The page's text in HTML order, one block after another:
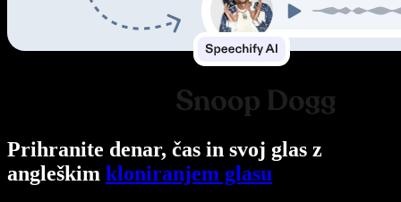
Prihranite denar, čas in svoj glas z
angleškim kloniranjem glasu